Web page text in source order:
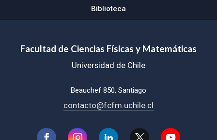
Biblioteca
Facultad de Ciencias Físicas y Matemáticas
Universidad de Chile
Beauchef 850, Santiago
contacto@fcfm.uchile.cl